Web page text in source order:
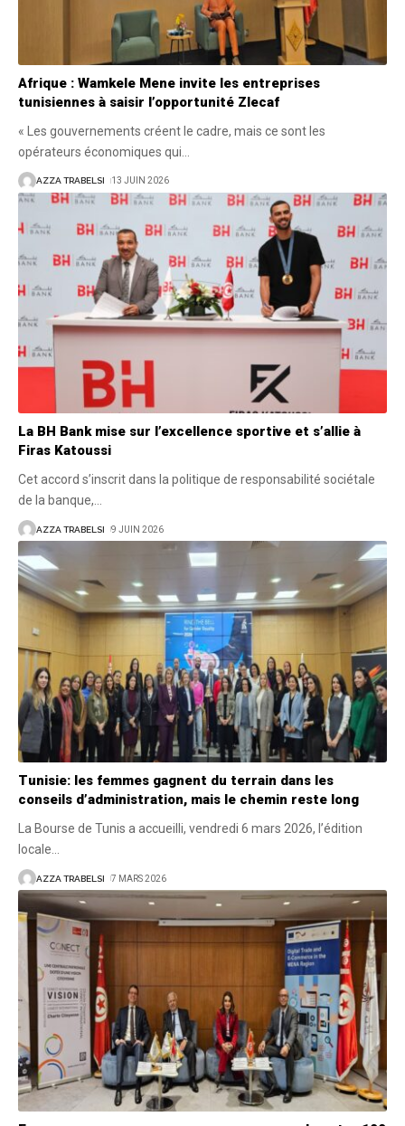
Afrique : Wamkele Mene invite les entreprises
tunisiennes à saisir l’opportunité Zlecaf
« Les gouvernements créent le cadre, mais ce sont les
opérateurs économiques qui
AZZA TRABELSI 13 JUIN 2026
La BH Bank mise sur l’excellence sportive et s’allie à
Firas Katoussi
Cet accord s’inscrit dans la politique de responsabilité sociétale
de la banque,…
AZZA TRABELSI 9 JUIN 2026
Tunisie: les femmes gagnent du terrain dans les
conseils d’administration, mais le chemin reste long
La Bourse de Tunis a accueilli, vendredi 6 mars 2026, l’édition
locale
AZZA TRABELSI 7 MARS 2026